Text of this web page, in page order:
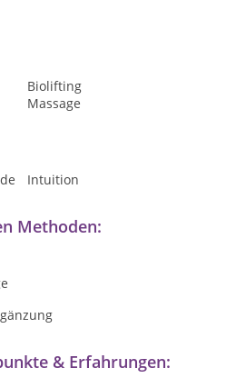
Biolifting
Massage
Intuition
Methoden:
& Erfahrungen: